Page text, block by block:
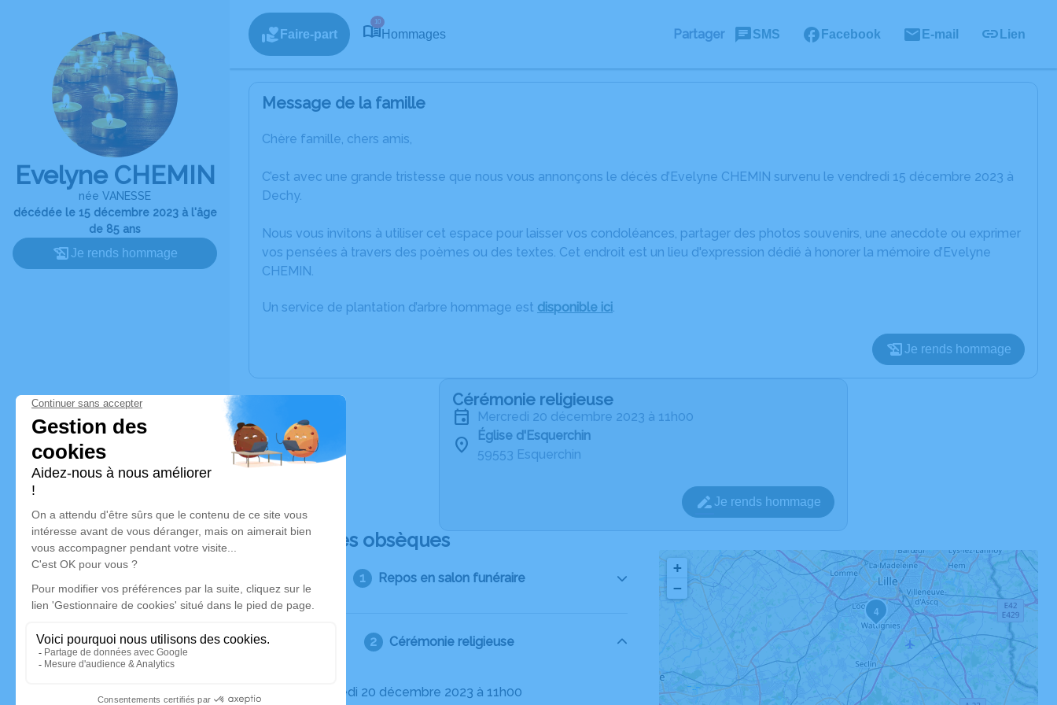
Evelyne CHEMIN
née VANESSE
décédée le 15 décembre 2023 à l'âge
de 85 ans
Je rends hommage
Faire-part
10
Hommages Partager SMS Facebook E-mail Lien
Message de la famille
Chère famille, chers amis,
C’est avec une grande tristesse que nous vous annonçons le décès d’Evelyne CHEMIN survenu le vendredi 15 décembre 2023 à
Dechy.
Nous vous invitons à utiliser cet espace pour laisser vos condoléances, partager des photos souvenirs, une anecdote ou exprimer
vos pensées à travers des poèmes ou des textes. Cet endroit est un lieu d'expression dédié à honorer la mémoire d’Evelyne
CHEMIN.
Un service de plantation d’arbre hommage est disponible ici.
Je rends hommage
Cérémonie religieuse
mercredi 20 décembre 2023 à 11h00
Église d'Esquerchin
59553 Esquerchin
Je rends hommage
Déroulé des obsèques
Repos en salon funéraire
Cérémonie religieuse
Le mercredi 20 décembre 2023 à 11h00
4
+
−